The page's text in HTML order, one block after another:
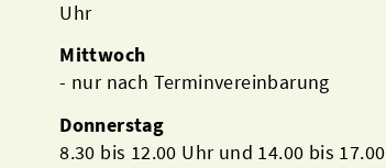
Uhr
Mittwoch
- nur nach Terminvereinbarung
Donnerstag
8.30 bis 12.00 Uhr und 14.00 bis 17.00